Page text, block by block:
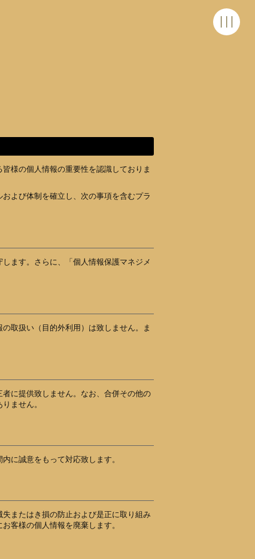
様の個人情報の重要性を認識しておりま
よび体制を確立し、次の事項を含むプラ
ます。さらに、「個人情報保護マネジメ
取扱い（目的外利用）は致しません。ま
に提供致しません。なお、合併その他の
ません。
に誠意をもって対応致します。
またはき損の防止および是正に取り組み
客様の個人情報を廃棄します。